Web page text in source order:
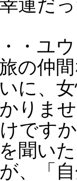
運だ
・ユ
の仲
に、
りま
です
いた
、「